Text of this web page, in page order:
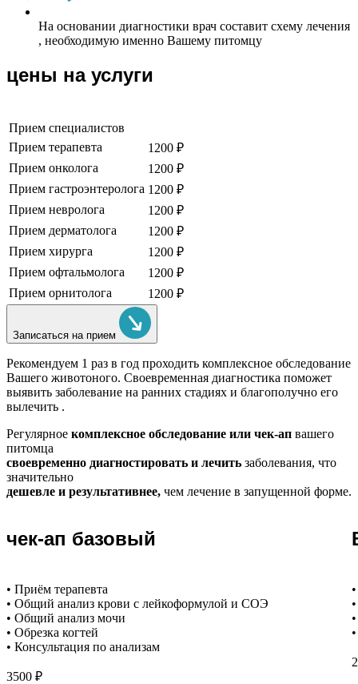
На основании диагностики врач составит схему лечения
, необходимую именно Вашему питомцу
цены на услуги
Прием специалистов
Прием терапевта
1200 ₽
Прием онколога
1200 ₽
Прием гастроэнтеролога 1200 ₽
Прием невролога
1200 ₽
Прием дерматолога
1200 ₽
Прием хирурга
1200 ₽
Прием офтальмолога
1200 ₽
Прием орнитолога
1200 ₽
Записаться на прием
Рекомендуем 1 раз в год проходить комплексное обследование
Вашего животоного. Своевременная диагностика поможет
выявить заболевание на ранних стадиях и благополучно его
вылечить .
Регулярное комплексное обследование или чек-ап вашего
питомца
своевременно диагностировать и лечить заболевания, что
значительно
дешевле и результативнее, чем лечение в запущенной форме.
чек-ап базовый
• Приём терапевта
• Общий анализ крови с лейкоформулой и СОЭ
• Общий анализ мочи
• Обрезка когтей
• Консультация по анализам
3500 ₽